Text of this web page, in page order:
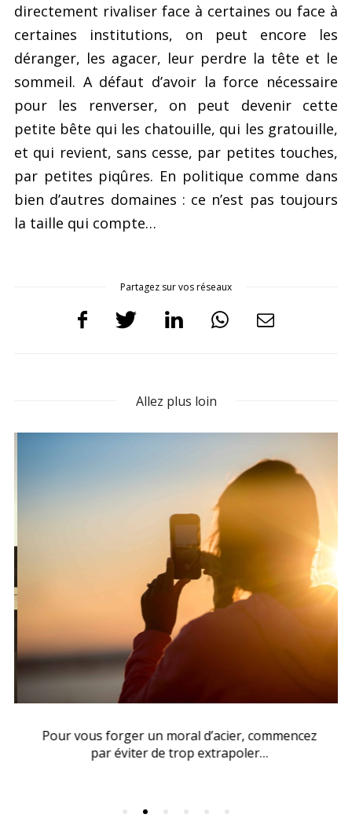
directement rivaliser face à certaines ou face à
certaines institutions, on peut encore les
déranger, les agacer, leur perdre la tête et le
sommeil. A défaut d’avoir la force nécessaire
pour les renverser, on peut devenir cette
petite bête qui les chatouille, qui les gratouille,
et qui revient, sans cesse, par petites touches,
par petites piqûres. En politique comme dans
bien d’autres domaines : ce n’est pas toujours
la taille qui compte…
Partagez sur vos réseaux
Allez plus loin
Pour vous forger un moral d’acier, commencez
par éviter de trop extrapoler…